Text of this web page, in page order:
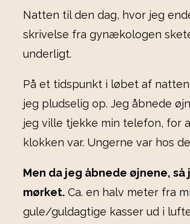
Natten til den dag, hvor jeg
skrivelse fra gynækologen
underligt.
På et tidspunkt i løbet af
jeg pludselig op. Jeg åbnede
jeg ville tjekke min telefon, for
klokken var. Ungerne var hos
Men da jeg åbnede øjnene, så
mørket. Ca. en halv meter fra
gule/guldagtige kasser ud i